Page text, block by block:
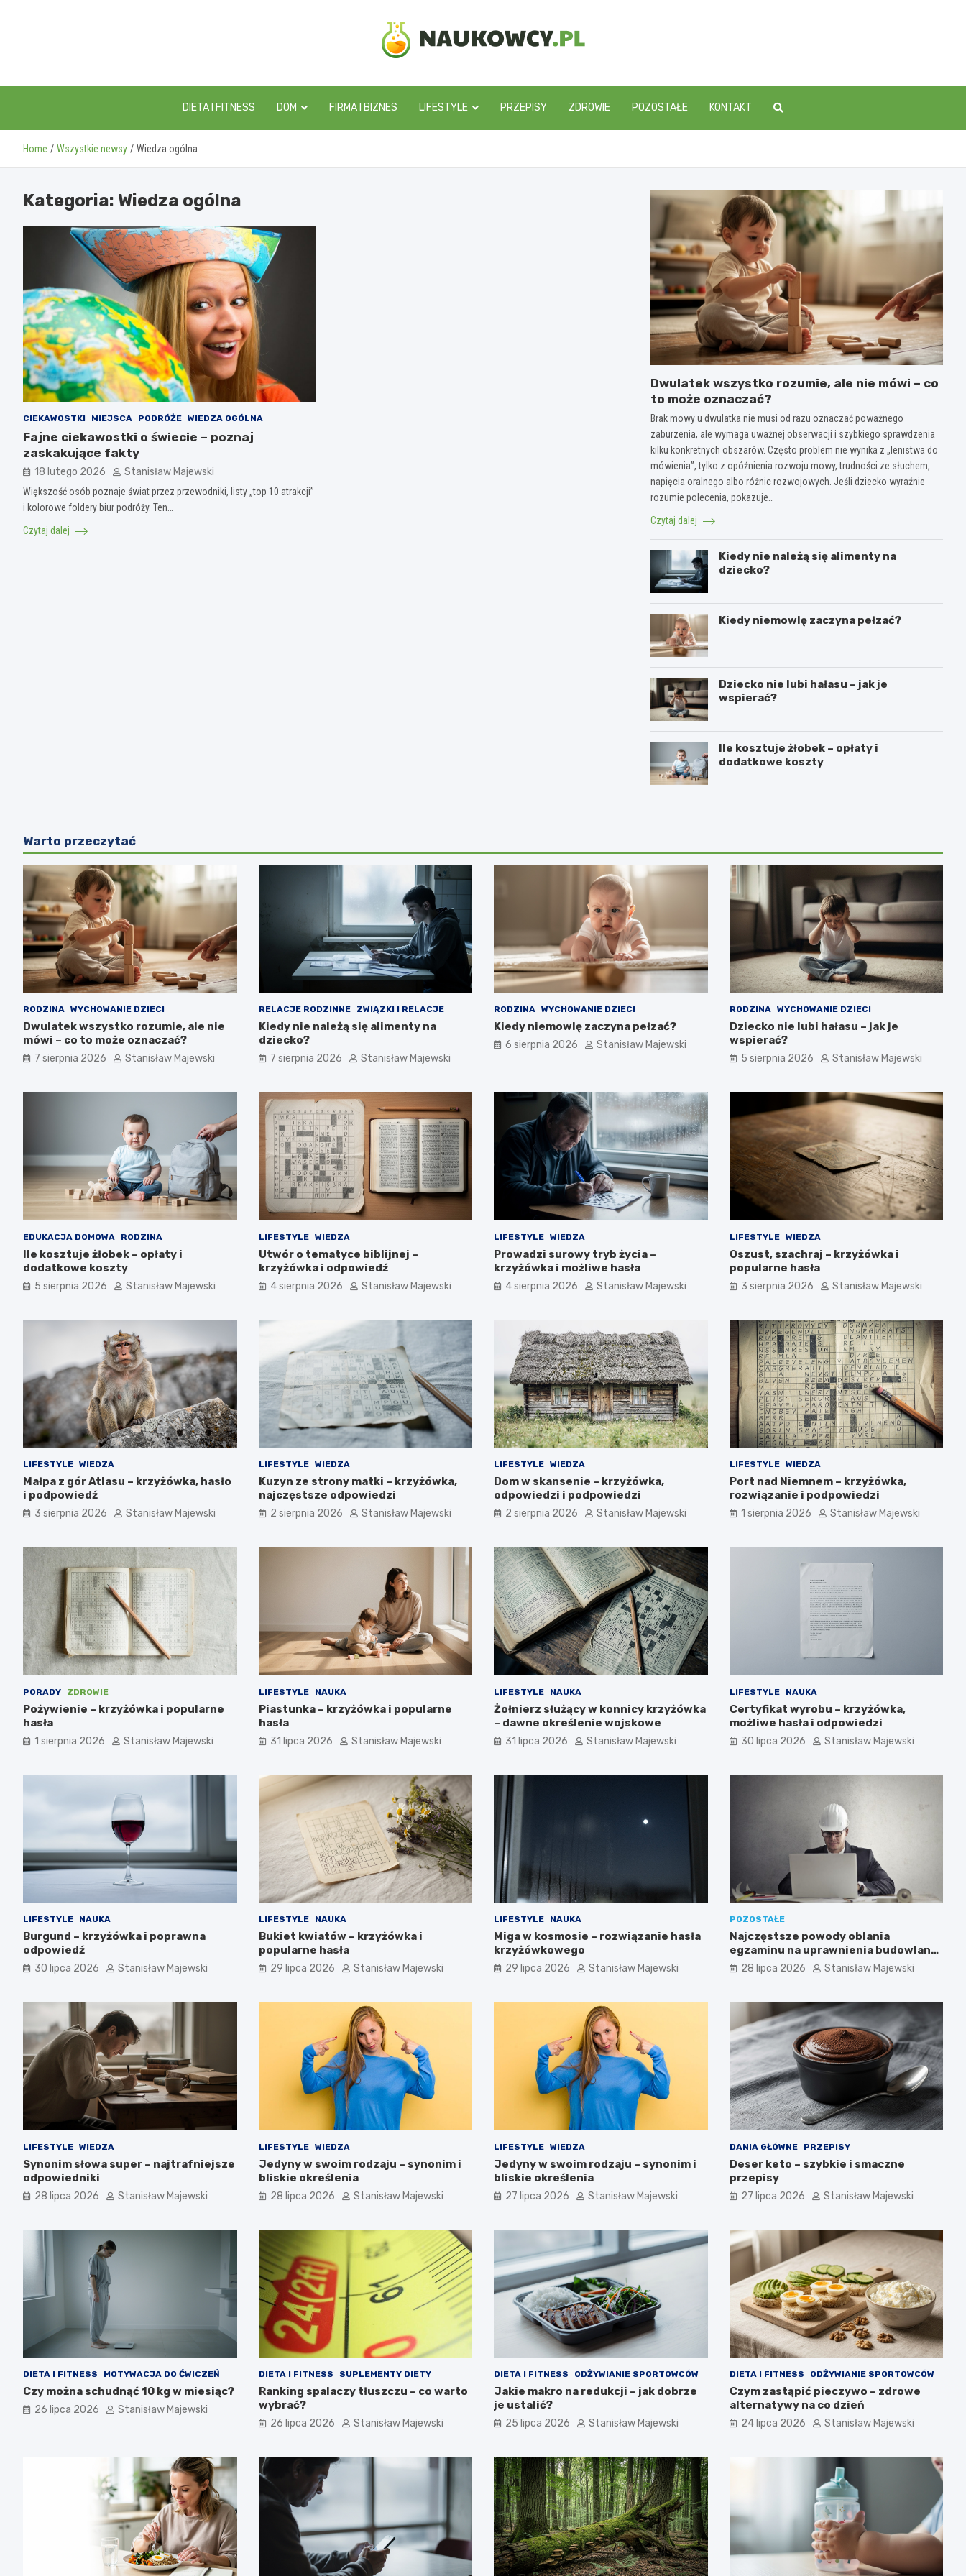
naukowcy.pl
DIETA I FITNESS DOM FIRMA I BIZNES LIFESTYLE PRZEPISY ZDROWIE POZOSTAŁE KONTAKT
Home Wszystkie newsy Wiedza ogólna
Kategoria: Wiedza ogólna
CIEKAWOSTKI MIEJSCA PODRÓŻE WIEDZA OGÓLNA
Fajne ciekawostki o świecie – poznaj
zaskakujące fakty
18 lutego 2026 Stanisław Majewski
Większość osób poznaje świat przez przewodniki, listy „top 10 atrakcji”
i kolorowe foldery biur podróży. Ten…
Czytaj dalej
Dwulatek wszystko rozumie, ale nie mówi – co
to może oznaczać?
Brak mowy u dwulatka nie musi od razu oznaczać poważnego
zaburzenia, ale wymaga uważnej obserwacji i szybkiego sprawdzenia
kilku konkretnych obszarów. Często problem nie wynika z „lenistwa do
mówienia”, tylko z opóźnienia rozwoju mowy, trudności ze słuchem,
napięcia oralnego albo różnic rozwojowych. Jeśli dziecko wyraźnie
rozumie polecenia, pokazuje…
Czytaj dalej
Kiedy nie należą się alimenty na
dziecko?
Kiedy niemowlę zaczyna pełzać?
Dziecko nie lubi hałasu – jak je
wspierać?
Ile kosztuje żłobek – opłaty i
dodatkowe koszty
Warto przeczytać
RODZINA WYCHOWANIE DZIECI
Dwulatek wszystko rozumie, ale nie
mówi – co to może oznaczać?
7 sierpnia 2026 Stanisław Majewski
RELACJE RODZINNE ZWIĄZKI I RELACJE
Kiedy nie należą się alimenty na
dziecko?
7 sierpnia 2026 Stanisław Majewski
RODZINA WYCHOWANIE DZIECI
Kiedy niemowlę zaczyna pełzać?
6 sierpnia 2026 Stanisław Majewski
RODZINA WYCHOWANIE DZIECI
Dziecko nie lubi hałasu – jak je
wspierać?
5 sierpnia 2026 Stanisław Majewski
EDUKACJA DOMOWA RODZINA
Ile kosztuje żłobek – opłaty i
dodatkowe koszty
5 sierpnia 2026 Stanisław Majewski
LIFESTYLE WIEDZA
Utwór o tematyce biblijnej –
krzyżówka i odpowiedź
4 sierpnia 2026 Stanisław Majewski
LIFESTYLE WIEDZA
Prowadzi surowy tryb życia –
krzyżówka i możliwe hasła
4 sierpnia 2026 Stanisław Majewski
LIFESTYLE WIEDZA
Oszust, szachraj – krzyżówka i
popularne hasła
3 sierpnia 2026 Stanisław Majewski
LIFESTYLE WIEDZA
Małpa z gór Atlasu – krzyżówka, hasło
i podpowiedź
3 sierpnia 2026 Stanisław Majewski
LIFESTYLE WIEDZA
Kuzyn ze strony matki – krzyżówka,
najczęstsze odpowiedzi
2 sierpnia 2026 Stanisław Majewski
LIFESTYLE WIEDZA
Dom w skansenie – krzyżówka,
odpowiedzi i podpowiedzi
2 sierpnia 2026 Stanisław Majewski
LIFESTYLE WIEDZA
Port nad Niemnem – krzyżówka,
rozwiązanie i podpowiedzi
1 sierpnia 2026 Stanisław Majewski
PORADY ZDROWIE
Pożywienie – krzyżówka i popularne
hasła
1 sierpnia 2026 Stanisław Majewski
LIFESTYLE NAUKA
Piastunka – krzyżówka i popularne
hasła
31 lipca 2026 Stanisław Majewski
LIFESTYLE NAUKA
Żołnierz służący w konnicy krzyżówka
– dawne określenie wojskowe
31 lipca 2026 Stanisław Majewski
LIFESTYLE NAUKA
Certyfikat wyrobu – krzyżówka,
możliwe hasła i odpowiedzi
30 lipca 2026 Stanisław Majewski
LIFESTYLE NAUKA
Burgund – krzyżówka i poprawna
odpowiedź
30 lipca 2026 Stanisław Majewski
LIFESTYLE NAUKA
Bukiet kwiatów – krzyżówka i
popularne hasła
29 lipca 2026 Stanisław Majewski
LIFESTYLE NAUKA
Miga w kosmosie – rozwiązanie hasła
krzyżówkowego
29 lipca 2026 Stanisław Majewski
POZOSTAŁE
Najczęstsze powody oblania
egzaminu na uprawnienia budowlane
i jak ich uniknąć
28 lipca 2026 Stanisław Majewski
LIFESTYLE WIEDZA
Synonim słowa super – najtrafniejsze
odpowiedniki
28 lipca 2026 Stanisław Majewski
LIFESTYLE WIEDZA
Jedyny w swoim rodzaju – synonim i
bliskie określenia
28 lipca 2026 Stanisław Majewski
LIFESTYLE WIEDZA
Jedyny w swoim rodzaju – synonim i
bliskie określenia
27 lipca 2026 Stanisław Majewski
DANIA GŁÓWNE PRZEPISY
Deser keto – szybkie i smaczne
przepisy
27 lipca 2026 Stanisław Majewski
DIETA I FITNESS MOTYWACJA DO ĆWICZEŃ
Czy można schudnąć 10 kg w miesiąc?
26 lipca 2026 Stanisław Majewski
DIETA I FITNESS SUPLEMENTY DIETY
Ranking spalaczy tłuszczu – co warto
wybrać?
26 lipca 2026 Stanisław Majewski
DIETA I FITNESS ODŻYWIANIE SPORTOWCÓW
Jakie makro na redukcji – jak dobrze
je ustalić?
25 lipca 2026 Stanisław Majewski
DIETA I FITNESS ODŻYWIANIE SPORTOWCÓW
Czym zastąpić pieczywo – zdrowe
alternatywy na co dzień
24 lipca 2026 Stanisław Majewski